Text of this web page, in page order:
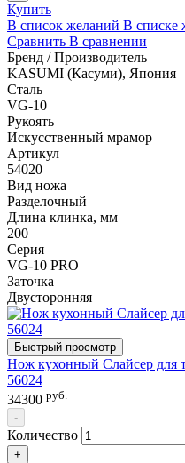
Купить
В список желаний В списке
Сравнить В сравнении
Бренд / Производитель
KASUMI (Касуми), Япония
Сталь
VG-10
Рукоять
Искусственный мрамор
Артикул
54020
Вид ножа
Разделочный
Длина клинка, мм
200
Серия
VG-10 PRO
Заточка
Двусторонняя
Быстрый просмотр
Нож кухонный Слайсер для
56024
34300 руб.
-
Количество
+